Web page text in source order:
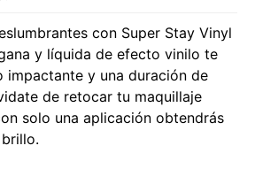
con Super Stay Vinyl
y líquida de efecto vinilo te
impactante y una duración de
de retocar tu maquillaje
solo una aplicación obtendrás